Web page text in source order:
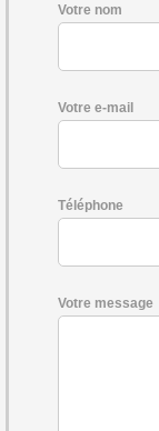
Votre nom
Votre e-mail
Téléphone
Votre message